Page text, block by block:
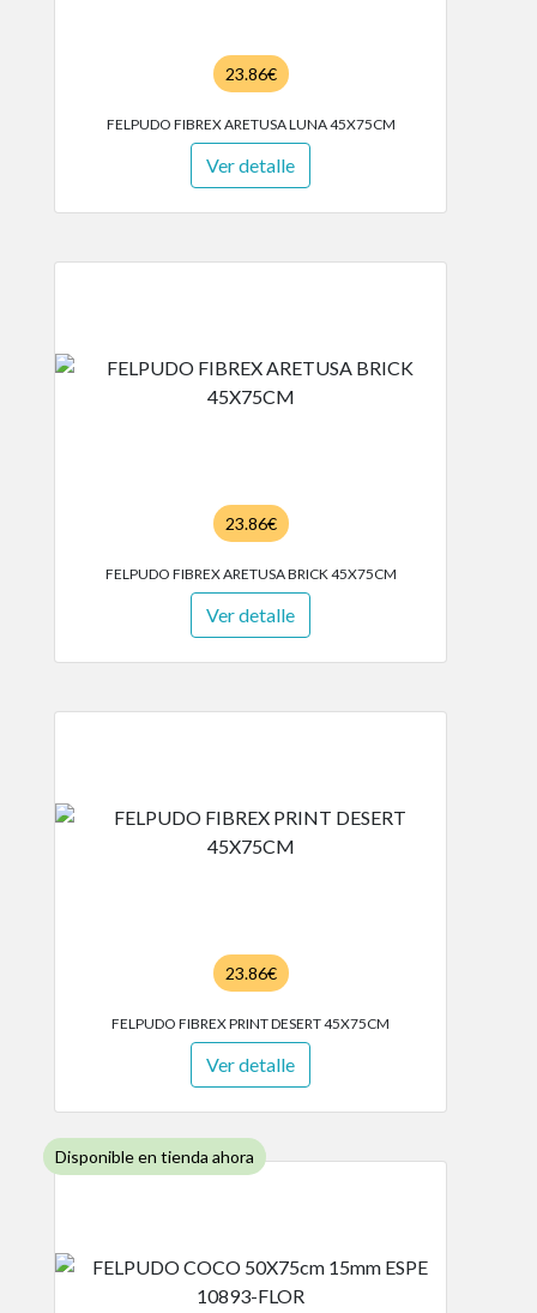
23.86€
FELPUDO FIBREX ARETUSA LUNA 45X75CM
Ver detalle
23.86€
FELPUDO FIBREX ARETUSA BRICK 45X75CM
Ver detalle
23.86€
FELPUDO FIBREX PRINT DESERT 45X75CM
Ver detalle
Disponible en tienda ahora